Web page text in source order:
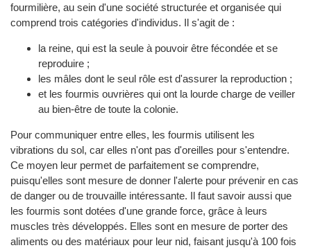
fourmilière, au sein d'une société structurée et organisée qui
comprend trois catégories d'individus. Il s'agit de :
la reine, qui est la seule à pouvoir être fécondée et se
reproduire ;
les mâles dont le seul rôle est d'assurer la reproduction ;
et les fourmis ouvrières qui ont la lourde charge de veiller
au bien-être de toute la colonie.
Pour communiquer entre elles, les fourmis utilisent les
vibrations du sol, car elles n'ont pas d'oreilles pour s'entendre.
Ce moyen leur permet de parfaitement se comprendre,
puisqu'elles sont mesure de donner l'alerte pour prévenir en cas
de danger ou de trouvaille intéressante. Il faut savoir aussi que
les fourmis sont dotées d'une grande force, grâce à leurs
muscles très développés. Elles sont en mesure de porter des
aliments ou des matériaux pour leur nid, faisant jusqu'à 100 fois